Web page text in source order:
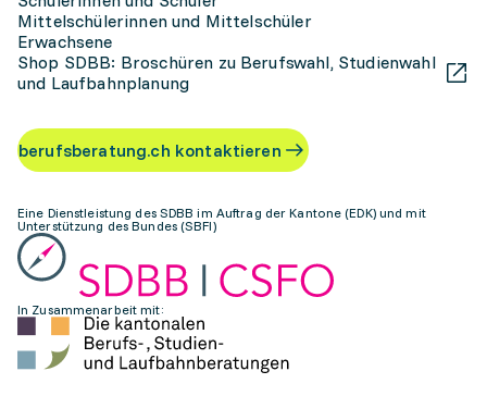
Mittelschülerinnen und Mittelschüler
Erwachsene
Shop SDBB: Broschüren zu Berufswahl, Studienwahl
und Laufbahnplanung
berufsberatung.ch kontaktieren
Eine Dienstleistung des SDBB im Auftrag der Kantone (EDK) und mit
Unterstützung des Bundes (SBFI)
In Zusammenarbeit mit: